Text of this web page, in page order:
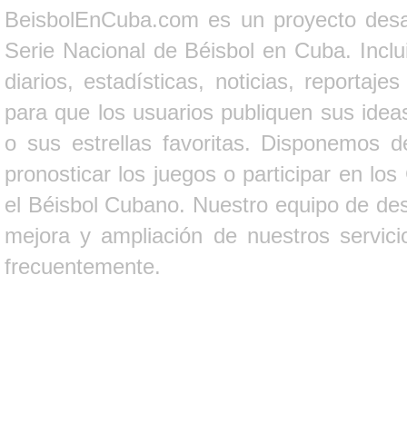
BeisbolEnCuba.com es un proyecto
Serie Nacional de Béisbol en Cuba.
diarios, estadísticas, noticias,
para que los usuarios publiquen sus
o sus estrellas favoritas. Disponemos
pronosticar los juegos o participar en
el Béisbol Cubano. Nuestro equipo de
mejora y ampliación de nuestros
frecuentemente.